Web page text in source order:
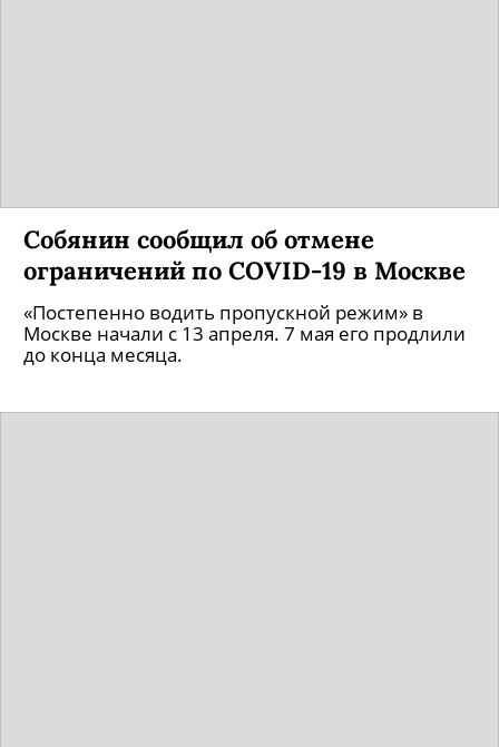
Собянин сообщил об отмене
ограничений по COVID-19 в Москве
«Постепенно водить пропускной режим» в
Москве начали с 13 апреля. 7 мая его продлили
до конца месяца.